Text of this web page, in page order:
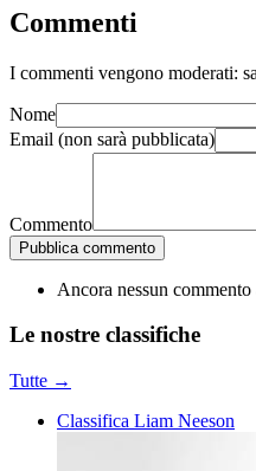
Commenti
I commenti vengono moderati:
Nome
Email (non sarà pubblicata)
Commento
Pubblica commento
Ancora nessun
Le nostre classifiche
Tutte →
Classifica Liam Neeson